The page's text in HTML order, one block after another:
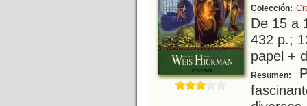
Colección:
De 15 a
432 p.;
papel +
Resumen: